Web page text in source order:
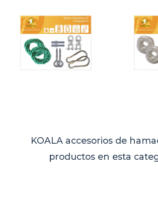
KOALA accesorios de
productos en esta